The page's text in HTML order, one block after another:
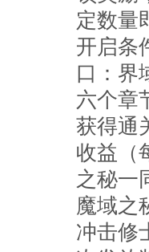
定数量
开启条
口：界
六个章
获得通
收益（
之秘一
魔域之
冲击修